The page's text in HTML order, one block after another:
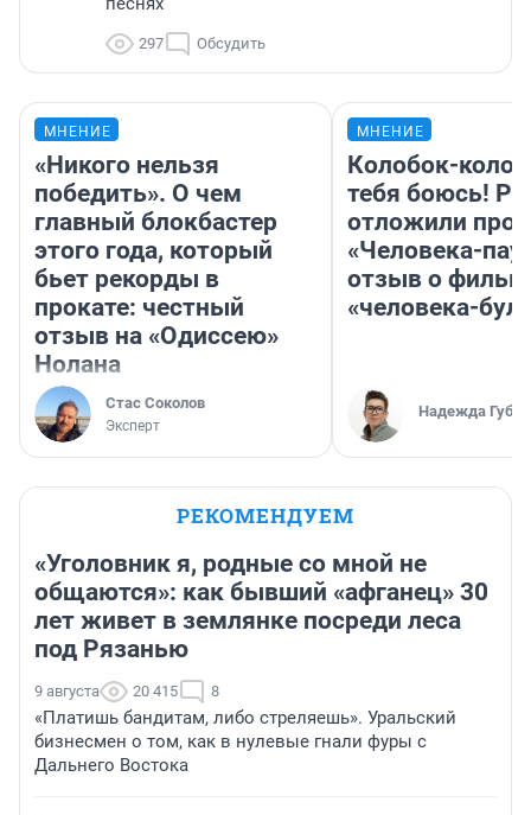
297 Обсудить
МНЕНИЕ
«Никого нельзя
победить». О чем
главный блокбастер
этого года, который
бьет рекорды в
прокате: честный
отзыв на «Одиссею»
Нолана
Стас Соколов
Эксперт
МНЕНИЕ
Колобок-
тебя боюсь!
отложили
«Человека-
отзыв о
«человека-
Надежда
РЕКОМЕНДУЕМ
«Уголовник я, родные со мной не
общаются»: как бывший «афганец» 30
лет живет в землянке посреди леса
под Рязанью
9 августа 20 415 8
«Платишь бандитам, либо стреляешь». Уральский
бизнесмен о том, как в нулевые гнали фуры с
Дальнего Востока